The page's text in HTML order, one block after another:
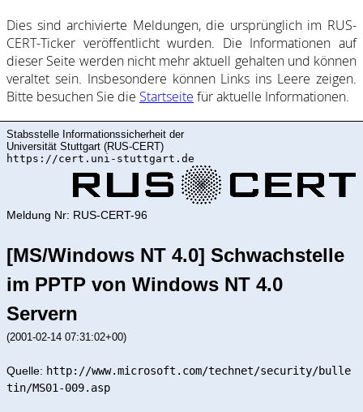
Dies sind ar­chi­vie­rte Mel­dung­en, die ur­sprüng­lich im RUS-
CERT-Ticker ver­öf­fent­licht wur­den. Die In­for­ma­ti­on­en auf
dieser Sei­te wer­den nicht mehr ak­tu­ell ge­halte­n und kön­nen
ver­al­tet sein. Ins­be­son­de­re kön­nen Links ins Lee­re zei­gen.
Bitte be­such­en Sie die Start­sei­te für ak­tu­elle In­for­ma­ti­on­en.
Stabsstelle Informationssicherheit der
Universität Stuttgart (RUS-CERT)
https://cert.uni-stuttgart.de
Meldung Nr: RUS-CERT-96
[MS/Windows NT 4.0] Schwachstelle
im PPTP von Windows NT 4.0
Servern
(2001-02-14 07:31:02+00)
Quelle: http://www.microsoft.com/technet/security/bulle
tin/MS01-009.asp